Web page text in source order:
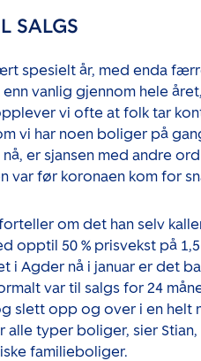
SALGS
spesielt år, med enda
vanlig gjennom hele
vi ofte at folk tar
vi har noen boliger på
er sjansen med andre
var før koronaen kom for
om det han selv
opptil 50 % prisvekst på
i Agder nå i januar er det
var til salgs for 24
slett opp og over i en helt
alle typer boliger, sier
familieboliger.